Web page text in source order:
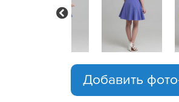
Previous
Добавить